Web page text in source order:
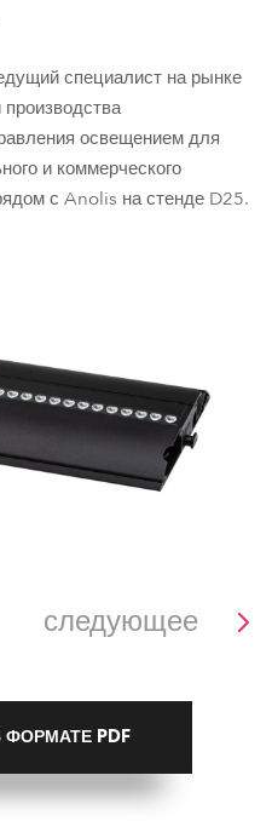
специалист на рынке
производства
освещением для
и коммерческого
с Anolis на стенде D25.
следующее
PDF